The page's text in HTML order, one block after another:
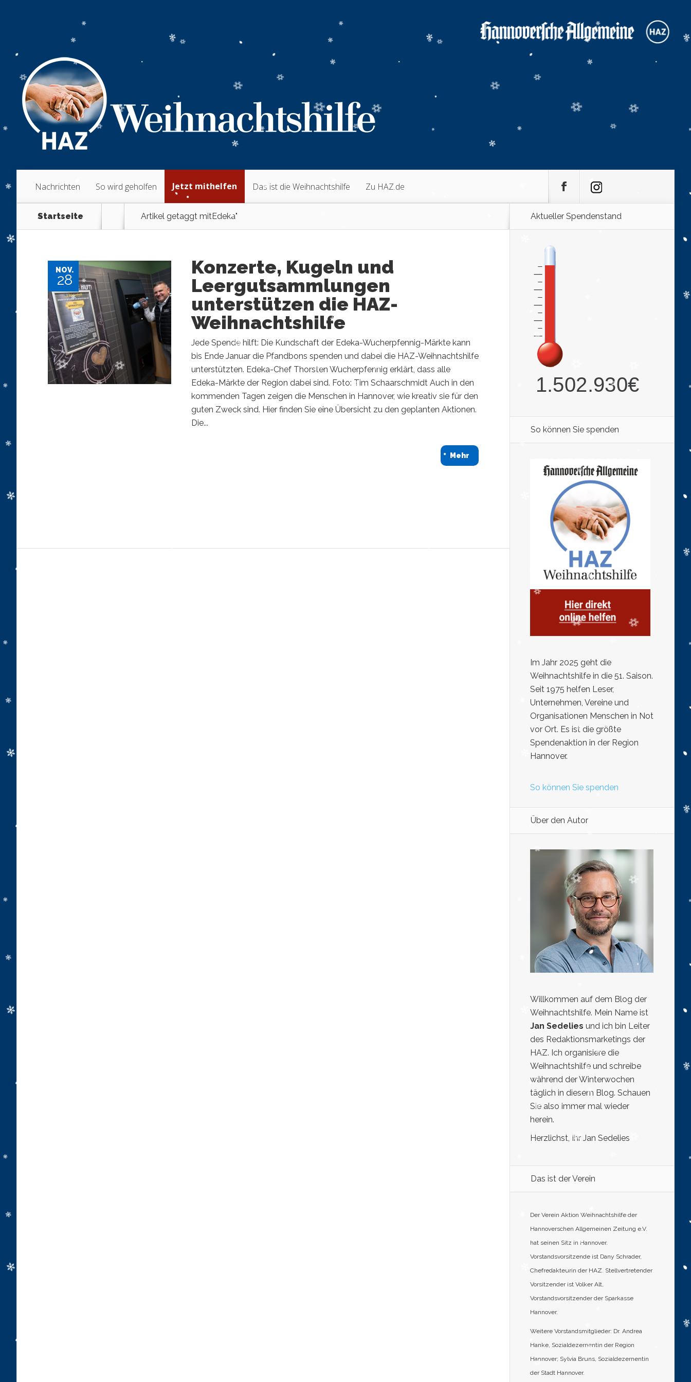
Nachrichten So wird geholfen Jetzt mithelfen Das ist die Weihnachtshilfe Zu HAZ.de
Startseite Artikel getaggt mitEdeka"
NOV.
28
Konzerte, Kugeln und
Leergutsammlungen
unterstützen die HAZ-
Weihnachtshilfe
Jede Spende hilft: Die Kundschaft der Edeka-Wucherpfennig-Märkte kann
bis Ende Januar die Pfandbons spenden und dabei die HAZ-Weihnachtshilfe
unterstützten. Edeka-Chef Thorsten Wucherpfennig erklärt, dass alle
Edeka-Märkte der Region dabei sind. Foto: Tim Schaarschmidt Auch in den
kommenden Tagen zeigen die Menschen in Hannover, wie kreativ sie für den
guten Zweck sind. Hier finden Sie eine Übersicht zu den geplanten Aktionen.
Die...
Mehr
Aktueller Spendenstand
So können Sie spenden
Im Jahr 2025 geht die
Weihnachtshilfe in die 51. Saison.
Seit 1975 helfen Leser,
Unternehmen, Vereine und
Organisationen Menschen in Not
vor Ort. Es ist die größte
Spendenaktion in der Region
Hannover.
So können Sie spenden
Über den Autor
Willkommen auf dem Blog der
Weihnachtshilfe. Mein Name ist
Jan Sedelies und ich bin Leiter
des Redaktionsmarketings der
HAZ. Ich organisiere die
Weihnachtshilfe und schreibe
während der Winterwochen
täglich in diesem Blog. Schauen
Sie also immer mal wieder
herein.
Herzlichst, Ihr Jan Sedelies
Das ist der Verein
Der Verein Aktion Weihnachtshilfe der
Hannoverschen Allgemeinen Zeitung e.V.
hat seinen Sitz in Hannover.
Vorstandsvorsitzende ist Dany Schrader,
Chefredakteurin der HAZ. Stellvertretender
Vorsitzender ist Volker Alt,
Vorstandsvorsitzender der Sparkasse
Hannover.
Weitere Vorstandsmitglieder: Dr. Andrea
Hanke, Sozialdezernentin der Region
Hannover; Sylvia Bruns, Sozialdezernentin
der Stadt Hannover.